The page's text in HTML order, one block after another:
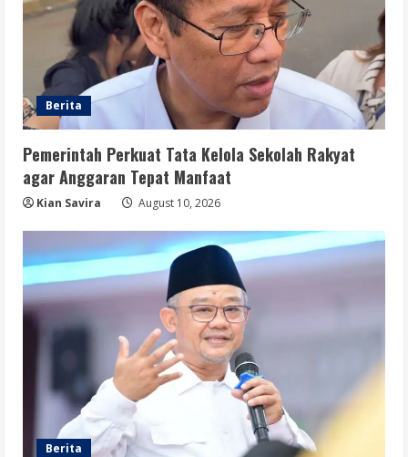
Berita
Pemerintah Perkuat Tata Kelola Sekolah Rakyat
agar Anggaran Tepat Manfaat
Kian Savira August 10, 2026
Berita